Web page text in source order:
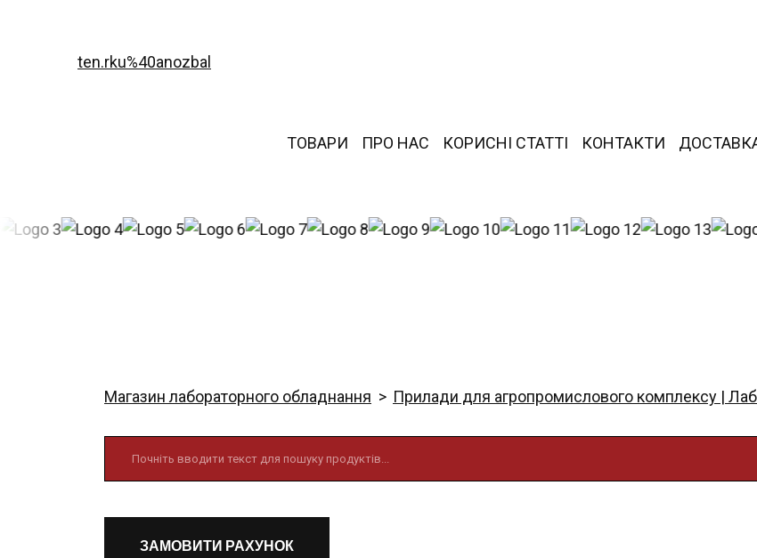
ten.rku%40anozbal
ТОВАРИ ПРО НАС КОРИСНІ СТАТТІ КОНТАКТИ
Магазин лабораторного обладнання Прилади для агропромислового комплексу |
ЗАМОВИТИ РАХУНОК